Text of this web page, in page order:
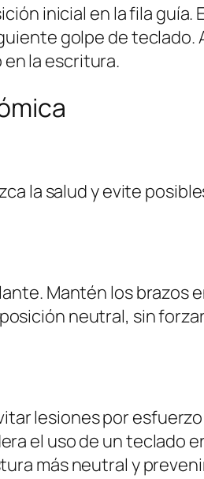
inicial en la fila guía.
golpe de teclado.
la escritura.
la salud y evite
Mantén los brazos
neutral, sin
lesiones por
el uso de un teclado
más neutral y